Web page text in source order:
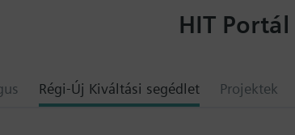
Régi-Új Kiváltási segédlet Projektek
HIT Portál